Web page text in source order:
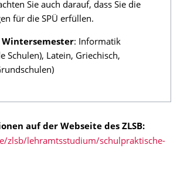
Sie auch darauf, dass Sie die
für die SPÜ erfüllen.
Wintersemester: Informatik
Schulen), Latein, Griechisch,
auf der Webseite des ZLSB:
zlsb/lehramtsstudium/schulpraktische-